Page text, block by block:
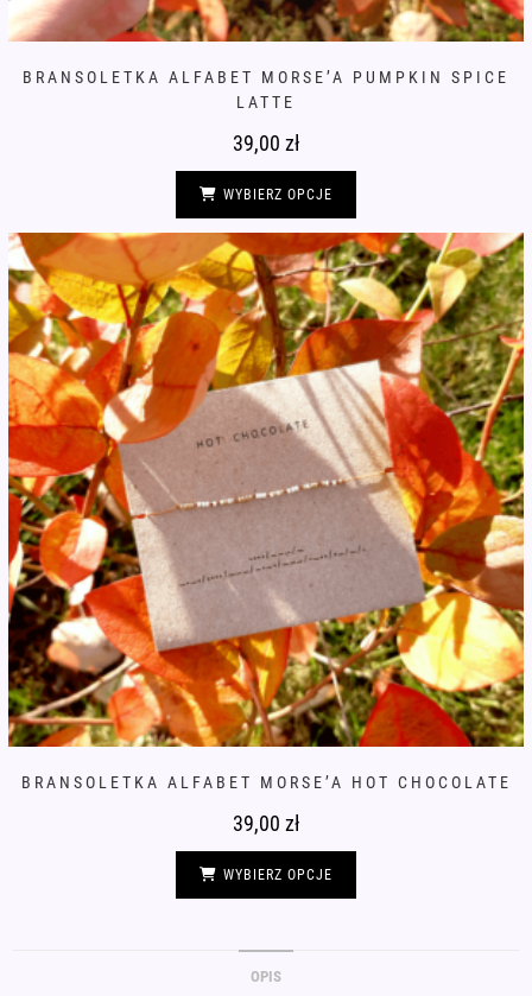
BRANSOLETKA ALFABET MORSE’A PUMPKIN SPICE
LATTE
39,00 zł
WYBIERZ OPCJE
wariantów.
Opcje
można
wybrać
na
stronie
produktu
BRANSOLETKA ALFABET MORSE’A HOT CHOCOLATE
39,00 zł
WYBIERZ OPCJE
OPIS